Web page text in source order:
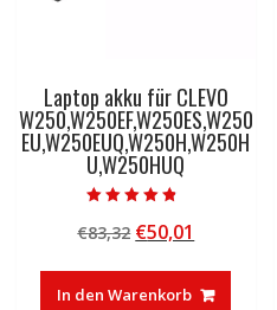
Laptop akku für CLEVO
W250,W250EF,W250ES,W250
EU,W250EUQ,W250H,W250H
U,W250HUQ
4.50
von 5
€83,32 Ursprünglicher
war:
€50,01
ist:
In den Warenkorb